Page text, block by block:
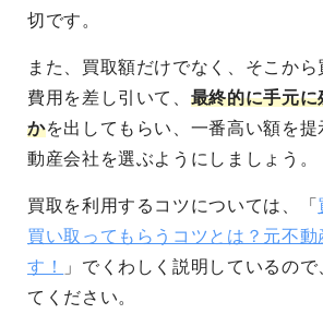
切です。
また、買取額だけでなく、そこか
費用を差し引いて、 最終的に手元
かを出してもらい、一番高い額を提
動産会社を選ぶようにしましょう。
買取を利用するコツについては、「
買い取ってもらうコツとは？元不動
す！
」でくわしく説明しているの
てください。